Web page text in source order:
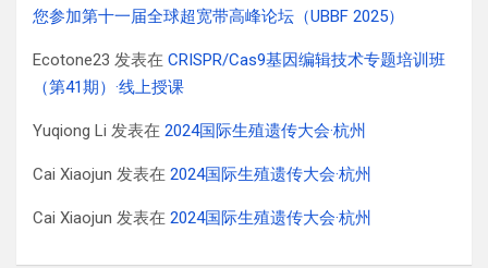
您参加第十一届全球超宽带高峰论坛（UBBF 2025）
Ecotone23 发表在 CRISPR/Cas9基因编辑技术专题培训班
（第41期）·线上授课
Yuqiong Li 发表在 2024国际生殖遗传大会·杭州
Cai Xiaojun 发表在 2024国际生殖遗传大会·杭州
Cai Xiaojun 发表在 2024国际生殖遗传大会·杭州